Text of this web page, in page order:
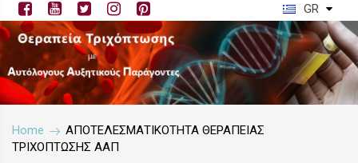
GR
Home
ΑΠΟΤΕΛΕΣΜΑΤΙΚΟΤΗΤΑ ΘΕΡΑΠΕΙΑΣ
ΤΡΙΧΟΠΤΩΣΗΣ ΑΑΠ